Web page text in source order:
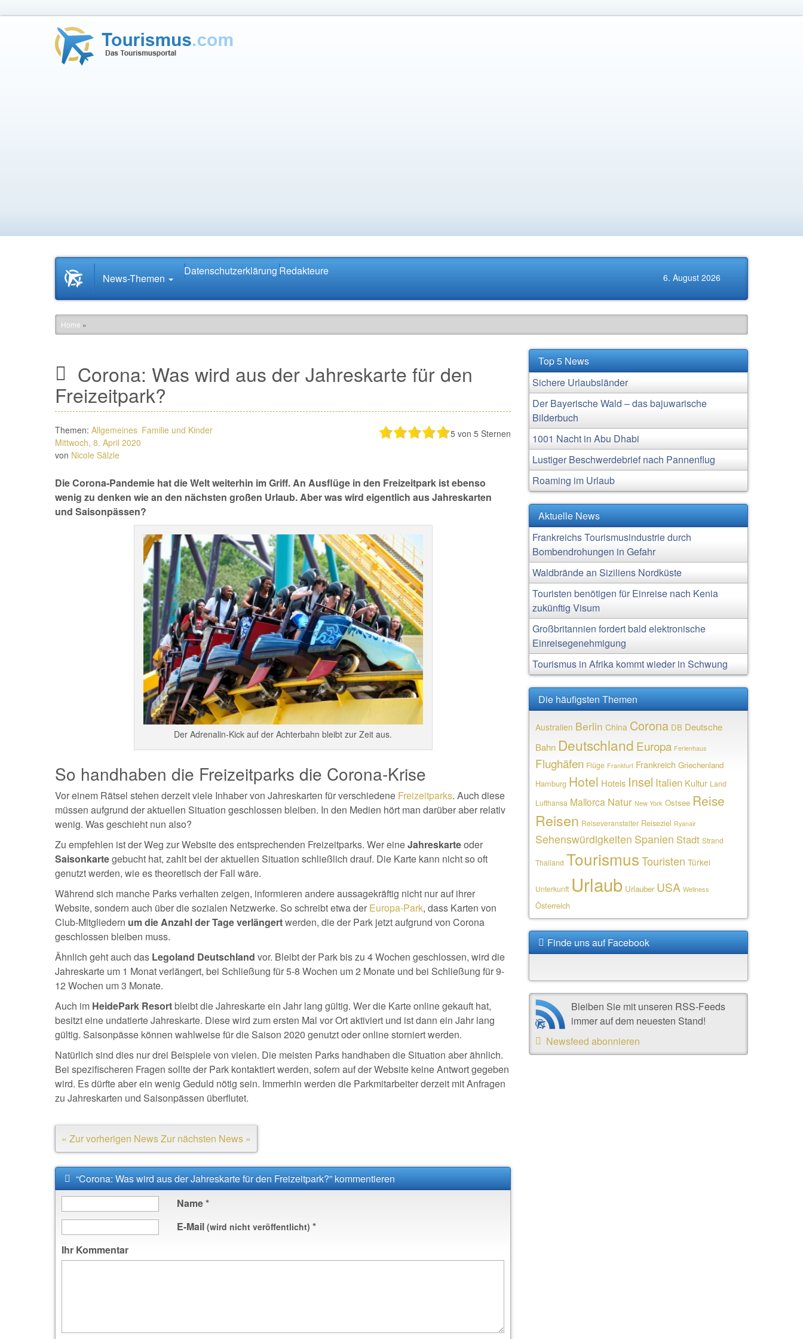
Startseite
News.Tourismus.com
News-Themen
Datenschutzerklärung Redakteure 6. August 2026
Home »
Corona: Was wird aus der Jahreskarte für den
Freizeitpark?
Themen: Allgemeines Familie und Kinder
Mittwoch, 8. April 2020
von Nicole Sälzle
5 von 5 Sternen
Die Corona-Pandemie hat die Welt weiterhin im Griff. An Ausflüge in den Freizeitpark ist ebenso
wenig zu denken wie an den nächsten großen Urlaub. Aber was wird eigentlich aus Jahreskarten
und Saisonpässen?
Der Adrenalin-Kick auf der Achterbahn bleibt zur Zeit aus.
So handhaben die Freizeitparks die Corona-Krise
Vor einem Rätsel stehen derzeit viele Inhaber von Jahreskarten für verschiedene Freizeitparks. Auch diese
müssen aufgrund der aktuellen Situation geschlossen bleiben. In den Medien hört man darüber aber relativ
wenig. Was geschieht nun also?
Zu empfehlen ist der Weg zur Website des entsprechenden Freizeitparks. Wer eineJahreskarteoder
Saisonkartegebucht hat, zahlt bei der aktuellen Situation schließlich drauf. Die Karte kann nicht so oft
genutzt werden, wie es theoretisch der Fall wäre.
Während sich manche Parks verhalten zeigen, informieren andere aussagekräftig nicht nur auf ihrer
Website, sondern auch über die sozialen Netzwerke. So schreibt etwa der Europa-Park, dass Karten von
Club-Mitgliedern um die Anzahl der Tage verlängertwerden, die der Park jetzt aufgrund von Corona
geschlossen bleiben muss.
Ähnlich geht auch das Legoland Deutschland vor. Bleibt der Park bis zu 4 Wochen geschlossen, wird die
Jahreskarte um 1 Monat verlängert, bei Schließung für 5-8 Wochen um 2 Monate und bei Schließung für 9-
12 Wochen um 3 Monate.
Auch im HeidePark Resortbleibt die Jahreskarte ein Jahr lang gültig. Wer die Karte online gekauft hat,
besitzt eine undatierte Jahreskarte. Diese wird zum ersten Mal vor Ort aktiviert und ist dann ein Jahr lang
gültig. Saisonpässe können wahlweise für die Saison 2020 genutzt oder online storniert werden.
Natürlich sind dies nur drei Beispiele von vielen. Die meisten Parks handhaben die Situation aber ähnlich.
Bei spezifischeren Fragen sollte der Park kontaktiert werden, sofern auf der Website keine Antwort gegeben
wird. Es dürfte aber ein wenig Geduld nötig sein. Immerhin werden die Parkmitarbeiter derzeit mit Anfragen
zu Jahreskarten und Saisonpässen überflutet.
« Zur vorherigen NewsZur nächsten News »
“Corona: Was wird aus der Jahreskarte für den Freizeitpark?” kommentieren
Name*
E-Mail (wird nicht veröffentlicht) *
Ihr Kommentar
Top 5 News
Sichere Urlaubsländer
Der Bayerische Wald – das bajuwarische
Bilderbuch
1001 Nacht in Abu Dhabi
Lustiger Beschwerdebrief nach Pannenflug
Roaming im Urlaub
Aktuelle News
Frankreichs Tourismusindustrie durch
Bombendrohungen in Gefahr
Waldbrände an Siziliens Nordküste
Touristen benötigen für Einreise nach Kenia
zukünftig Visum
Großbritannien fordert bald elektronische
Einreisegenehmigung
Tourismus in Afrika kommt wieder in Schwung
Die häufigsten Themen
Australien Berlin China Corona DB Deutsche
Bahn Deutschland Europa Ferienhaus
Flughäfen Flüge Frankfurt Frankreich Griechenland
Hamburg Hotel Hotels Insel Italien Kultur Land
Lufthansa Mallorca Natur New York Ostsee Reise
Reisen Reiseveranstalter Reiseziel Ryanair
Sehenswürdigkeiten Spanien Stadt Strand
Thailand Tourismus Touristen Türkei
Unterkunft Urlaub Urlauber USA Wellness
Österreich
Finde uns auf Facebook
Bleiben Sie mit unseren RSS-Feeds
immer auf dem neuesten Stand!
Newsfeed abonnieren